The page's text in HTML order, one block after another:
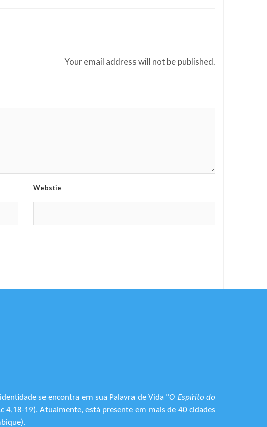
Your email address will not be published.
Webstie
se encontra em sua Palavra de Vida "O Espírito do
4,18-19). Atualmente, está presente em mais de 40 cidades